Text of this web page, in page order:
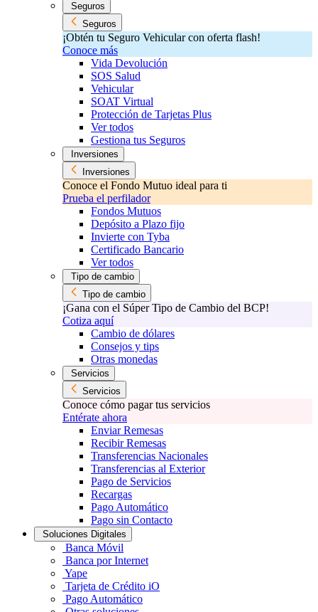
Seguros
Seguros
¡Obtén tu Seguro Vehicular con oferta flash!
Conoce más
Vida Devolución
SOS Salud
Vehicular
SOAT Virtual
Protección de Tarjetas Plus
Ver todos
Gestiona tus Seguros
Inversiones
Inversiones
Conoce el Fondo Mutuo ideal para ti
Prueba el perfilador
Fondos Mutuos
Depósito a Plazo fijo
Invierte con Tyba
Certificado Bancario
Ver todos
Tipo de cambio
Tipo de cambio
¡Gana con el Súper Tipo de Cambio del BCP!
Cotiza aquí
Cambio de dólares
Consejos y tips
Otras monedas
Servicios
Servicios
Conoce cómo pagar tus servicios
Entérate ahora
Enviar Remesas
Recibir Remesas
Transferencias Nacionales
Transferencias al Exterior
Pago de Servicios
Recargas
Pago Automático
Pago sin Contacto
Soluciones Digitales
Banca Móvil
Banca por Internet
Yape
Tarjeta de Crédito iO
Pago Automático